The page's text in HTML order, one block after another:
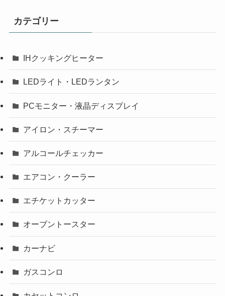
カテゴリー
IHクッキングヒーター
LEDライト・LEDランタン
PCモニター・液晶ディスプレイ
アイロン・スチーマー
アルコールチェッカー
エアコン・クーラー
エチケットカッター
オーブントースター
カーナビ
ガスコンロ